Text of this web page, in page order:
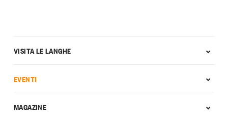
VISITA LE LANGHE
EVENTI
MAGAZINE